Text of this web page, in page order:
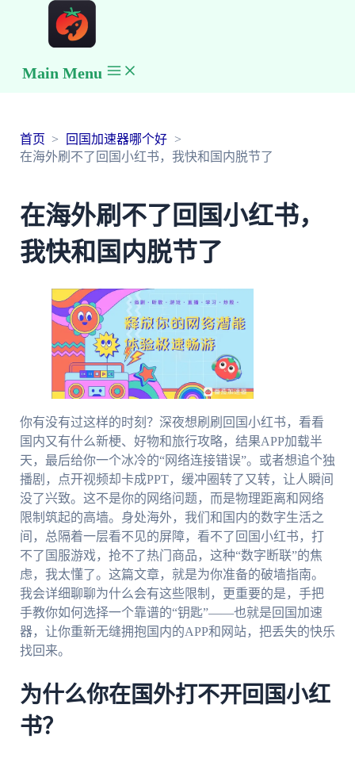
Main Menu
首页
回国加速器哪个好
在海外刷不了回国小红书，我快和国内脱节了
在海外刷不了回国小红书，
我快和国内脱节了
你有没有过这样的时刻？深夜想刷刷回国小红书，看看
国内又有什么新梗、好物和旅行攻略，结果APP加载半
天，最后给你一个冰冷的“网络连接错误”。或者想追个独
播剧，点开视频却卡成PPT，缓冲圈转了又转，让人瞬间
没了兴致。这不是你的网络问题，而是物理距离和网络
限制筑起的高墙。身处海外，我们和国内的数字生活之
间，总隔着一层看不见的屏障，看不了回国小红书，打
不了国服游戏，抢不了热门商品，这种“数字断联”的焦
虑，我太懂了。这篇文章，就是为你准备的破墙指南。
我会详细聊聊为什么会有这些限制，更重要的是，手把
手教你如何选择一个靠谱的“钥匙”——也就是回国加速
器，让你重新无缝拥抱国内的APP和网站，把丢失的快乐
找回来。
为什么你在国外打不开回国小红
书？